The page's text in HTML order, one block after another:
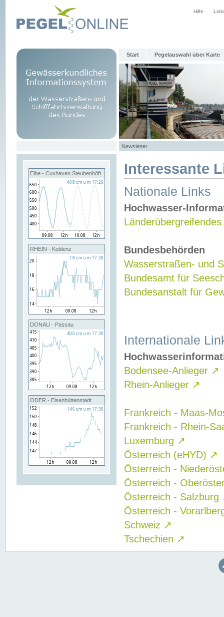
Hilfe
Start Pegelauswahl über Karte
Newsletter
Elbe - Cuxhaven Steubenhöft
RHEIN - Koblenz
DONAU - Passau
ODER - Eisenhüttenstadt
Interessante
Nationale Links
Hochwasser-
Bundesbehörden
Wasserstraßen- und
Bundesamt für
Bundesanstalt für
Internationale
Bodensee-Anlieger ↗
Rhein-Anlieger ↗
Frankreich - Maas-
Frankreich - Rhein-
Luxemburg ↗
Österreich (eHYD) ↗
Österreich -
Österreich -
Österreich - Salzburg
Österreich -
Schweiz ↗
Tschechien ↗